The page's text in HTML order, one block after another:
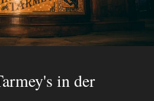
in der